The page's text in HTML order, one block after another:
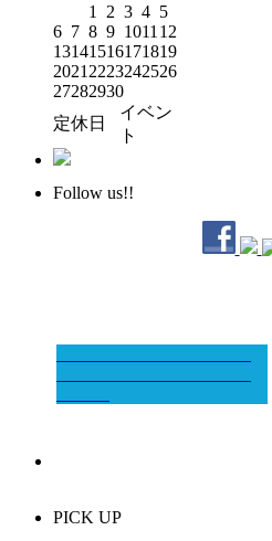
1
2 3 4 5
6 7 8 9 1011 12
13141516171819
2021 2223242526
27282930
定休日
イベン
ト
Follow us!!
PICK UP